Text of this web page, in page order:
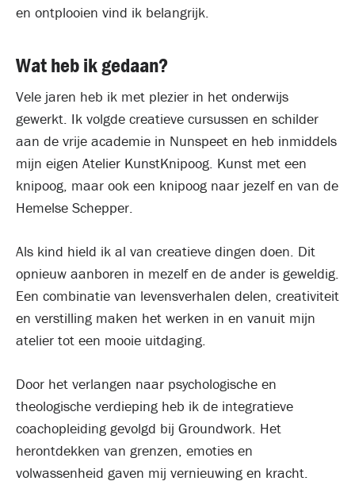
en ontplooien vind ik belangrijk.
Wat heb ik gedaan?
Vele jaren heb ik met plezier in het onderwijs
gewerkt. Ik volgde creatieve cursussen en schilder
aan de vrije academie in Nunspeet en heb inmiddels
mijn eigen Atelier KunstKnipoog. Kunst met een
knipoog, maar ook een knipoog naar jezelf en van de
Hemelse Schepper.
Als kind hield ik al van creatieve dingen doen. Dit
opnieuw aanboren in mezelf en de ander is geweldig.
Een combinatie van levensverhalen delen, creativiteit
en verstilling maken het werken in en vanuit mijn
atelier tot een mooie uitdaging.
Door het verlangen naar psychologische en
theologische verdieping heb ik de integratieve
coachopleiding gevolgd bij Groundwork. Het
herontdekken van grenzen, emoties en
volwassenheid gaven mij vernieuwing en kracht.